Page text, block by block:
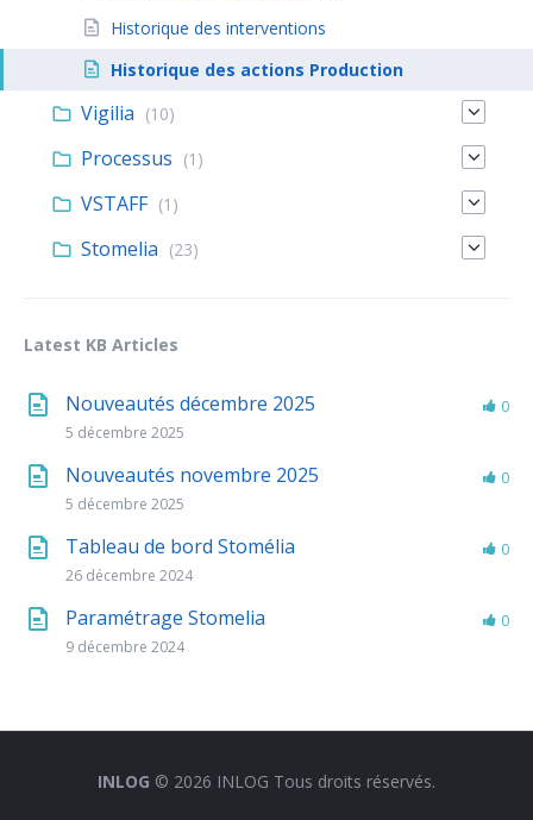
Historique des interventions
Historique des actions Production
Vigilia (10)
Processus (1)
VSTAFF (1)
Stomelia (23)
Latest KB Articles
Nouveautés décembre 2025
5 décembre 2025
0
Nouveautés novembre 2025
5 décembre 2025
0
Tableau de bord Stomélia
26 décembre 2024
0
Paramétrage Stomelia
9 décembre 2024
0
INLOG © 2026 INLOG Tous droits réservés.